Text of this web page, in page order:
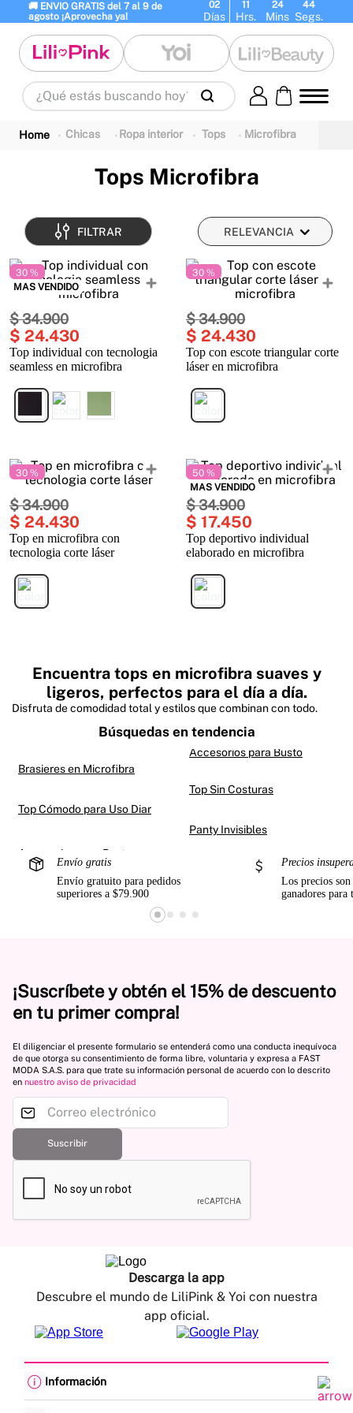
🚚 ENVIO GRATIS del 7 al 9 de
agosto ¡Aprovecha ya!
02
Días
11
Hrs.
24
Mins
44
Segs.
¿Qué estás buscando hoy?
Chicas Ropa interior Tops Microfibra
Tops Microfibra
FILTRAR RELEVANCIA
30 %
MAS VENDIDO
$34.900
$ 24.430
Top individual con tecnologia
seamless en microfibra
30 %
$34.900
$ 24.430
Top con escote triangular corte
láser en microfibra
30 %
$34.900
$ 24.430
Top en microfibra con
tecnologia corte láser
50 %
MAS VENDIDO
$34.900
$ 17.450
Top deportivo individual
elaborado en microfibra
Encuentra tops en microfibra suaves y
ligeros, perfectos para el día a día.
Disfruta de comodidad total y estilos que combinan con todo.
Búsquedas en tendencia
Brasieres en Microfibra
Top Cómodo para Uso Diario
Accesorios para Busto
Top Sin Costuras
Panty Invisibles
Envío gratis
Envío gratuito para pedidos
superiores a $79.900
Precios
Los precios
ganadores para
¡Suscríbete y obtén el 15% de descuento
en tu primer compra!
El diligenciar el presente formulario se entenderá como una conducta inequívoca
de que otorga su consentimiento de forma libre, voluntaria y expresa a FAST
MODA S.A.S. para que trate su información personal de acuerdo con lo descrito
en nuestro aviso de privacidad
Suscribir
Descarga la app
Descubre el mundo de LiliPink & Yoi con nuestra
app oficial.
Información
1. panty 2. brasier 3 vestidos baño
body 6.
termos